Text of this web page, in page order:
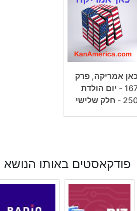
אמריקה, פרק
167 - יום הולדת
- חלק שלישי
פודקאסטים באותו הנושא